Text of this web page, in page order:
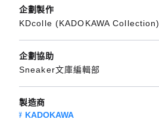
企劃製作
KDcolle (KADOKAWA Collection)
企劃協助
Sneaker文庫編輯部
製造商
KADOKAWA